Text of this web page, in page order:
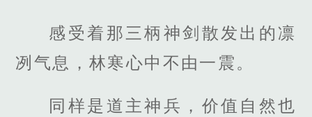
感受着那三柄神剑散发出的凛
冽气息，林寒心中不由一震。
同样是道主神兵，价值自然也